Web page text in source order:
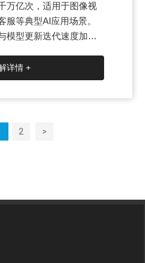
万亿次，适用于图像视
服等典型AI应用场景。
模型更新迭代速度加
周期，同时也希望更快
设施，实现AI基础架构
容，节省数据中心空间
颗 Cambricon MLU290-
互联GPU。任意两个GP
算性能。4U尺寸、冗余
的集群部署方案，并能
详情 +
2 >